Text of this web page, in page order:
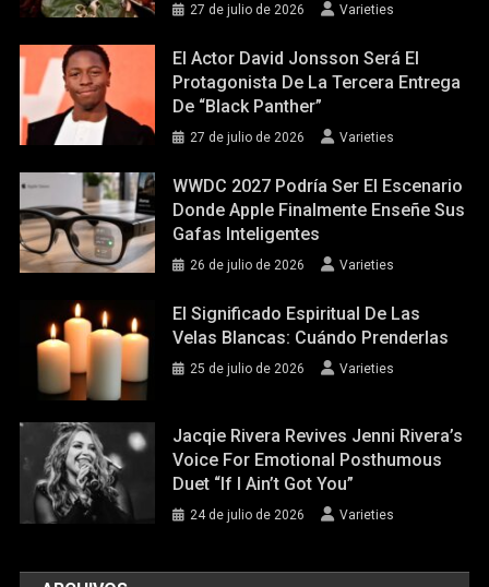
27 de julio de 2026 Varieties
El Actor David Jonsson Será El
Protagonista De La Tercera Entrega
De “Black Panther”
27 de julio de 2026 Varieties
WWDC 2027 Podría Ser El Escenario
Donde Apple Finalmente Enseñe Sus
Gafas Inteligentes
26 de julio de 2026 Varieties
El Significado Espiritual De Las
Velas Blancas: Cuándo Prenderlas
25 de julio de 2026 Varieties
Jacqie Rivera Revives Jenni Rivera’s
Voice For Emotional Posthumous
Duet “If I Ain’t Got You”
24 de julio de 2026 Varieties